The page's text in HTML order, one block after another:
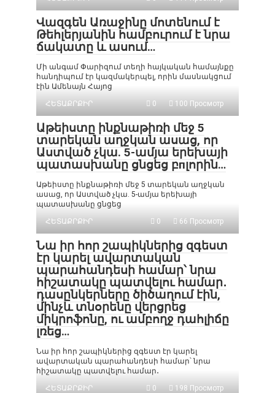
Վազգեն Առաջինը մոտենում է
Թեհլերյանին համբուրում է նրա
ճակատը և ասում…
Մի անգամ Փարիզում տեղի հայկական համայնքը
հանդիպում էր կազմակերպել, որին մասնակցում
էին Ամենայն Հայոց
ՀԵՏԱՔՐՔԻՐ
0 100 Просмотр
Աթեիստը ինքնաթիռի մեջ 5
տարեկան աղջկան ասաց, որ
Աստված չկա. 5-ամյա երեխայի
պատասխանը ցնցեց բпլորին…
Աթեիստը ինքնաթիռի մեջ 5 տարեկան աղջկան
ասաց, որ Աստված չկա. 5-ամյա երեխայի
պատասխանը ցնցեց
ՀԵՏԱՔՐՔԻՐ
0 66 Просмотр
Նա իր հոր շապիկներից զգեստ
էր կարել ավարտական
պարահանդեսի համար՝ նրա
հիշատակը պատվելու համար․
դասընկերները ծիծաղում էին,
մինչև տնօրենը վերցրեց
միկրոֆոնը, ու ամբողջ դահլիճը
լռեց…
Նա իր հոր շապիկներից զգեստ էր կարել
ավարտական պարահանդեսի համար՝ նրա
հիշատակը պատվելու համար․
ՀԵՏԱՔՐՔԻՐ
0 198 Просмотр